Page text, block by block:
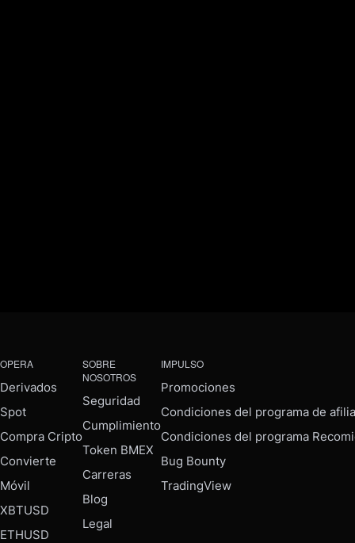
OPERA
Derivados
Spot
Compra Cripto
Convierte
Móvil
XBTUSD
ETHUSD
SOBRE
NOSOTROS
Seguridad
Cumplimiento
Token BMEX
Carreras
Blog
Legal
IMPULSO
Promociones
Condiciones del programa de
Condiciones del programa
Bug Bounty
TradingView